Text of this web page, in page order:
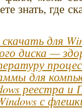
знать, где
для
диска —
для
реестра и
с